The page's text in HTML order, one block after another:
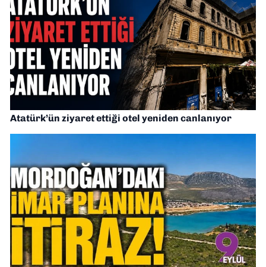
Atatürk’ün ziyaret ettiği otel yeniden canlanıyor